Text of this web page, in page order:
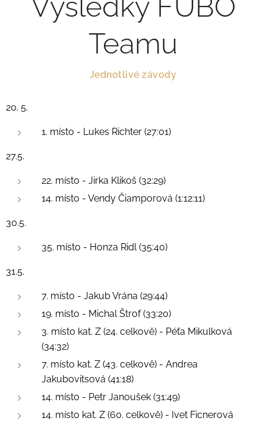
Teamu
Jednotlivé závody
20. 5.
1. místo - Lukes Richter (27:01)
27.5.
22. místo - Jirka Klikoš (32:29)
14. místo - Vendy Čiamporová (1:12:11)
30.5.
35. místo - Honza Ridl (35:40)
31.5.
7. místo - Jakub Vrána (29:44)
19. místo - Michal Štrof (33:20)
3. místo kat. Z (24. celkově) - Péťa Mikulková
(34:32)
7. místo kat. Z (43. celkově) - Andrea
Jakubovitsová (41:18)
14. místo - Petr Janoušek (31:49)
14. místo kat. Z (60. celkově) - Ivet Ficnerová